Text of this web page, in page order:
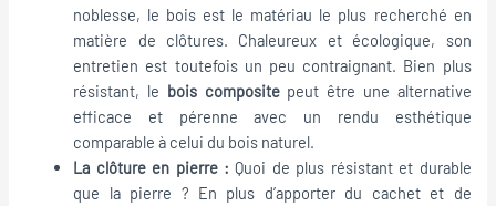
noblesse, le bois est le matériau le plus recherché en
matière de clôtures. Chaleureux et écologique, son
entretien est toutefois un peu contraignant. Bien plus
résistant, le bois compositepeut être une alternative
efficace et pérenne avec un rendu esthétique
comparable à celui du bois naturel.
La clôture en pierre :Quoi de plus résistant et durable
que la pierre ? En plus d’apporter du cachet et de